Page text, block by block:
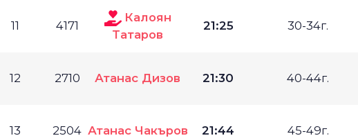
11 4171
Калоян
Татаров
21:25 30-34г.
12 2710 Атанас Дизов 21:30 40-44г.
13 2504 Атанас Чакъров 21:44 45-49г.